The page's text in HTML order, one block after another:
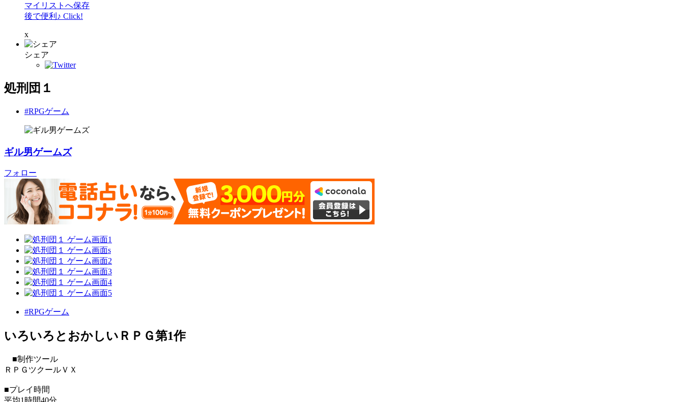
マイリストへ保存
後で便利♪ Click!
x
シェア
処刑団１
#RPGゲーム
ギル男ゲームズ
フォロー
#RPGゲーム
いろいろとおかしいＲＰＧ第1作
■制作ツール
ＲＰＧツクールＶＸ
■プレイ時間
平均1時間40分